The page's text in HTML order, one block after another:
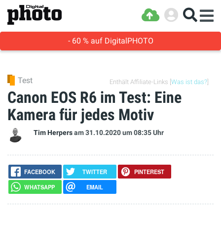
- 60 % auf DigitalPHOTO
Enthält Affiliate-Links [ Was ist das?
Test
Canon EOS R6 im Test: Eine
Kamera für jedes Motiv
Tim Herpersam 31.10.2020um 08:35 Uhr
FACEBOOK TWITTER
PINTEREST
WHATSAPP
EMAIL